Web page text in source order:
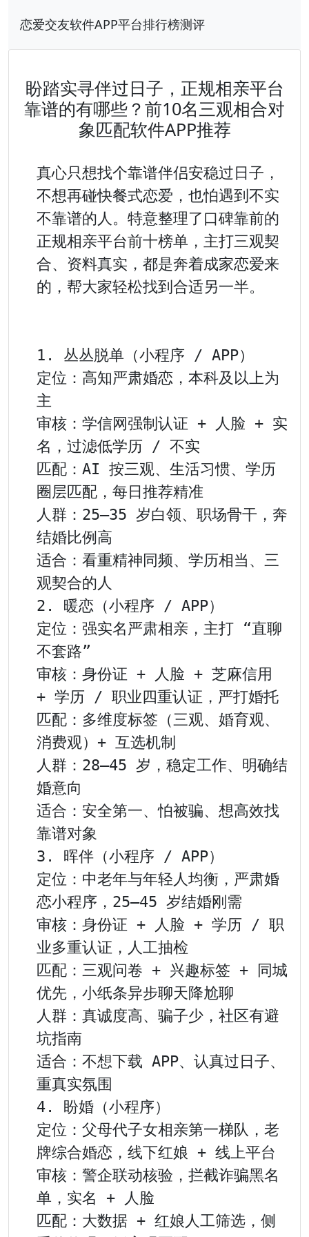
恋爱交友软件APP平台排行榜测评
盼踏实寻伴过日子，正规相亲平台
靠谱的有哪些？前10名三观相合对
象匹配软件APP推荐
真心只想找个靠谱伴侣安稳过日子，
不想再碰快餐式恋爱，也怕遇到不实
不靠谱的人。特意整理了口碑靠前的
正规相亲平台前十榜单，主打三观契
合、资料真实，都是奔着成家恋爱来
的，帮大家轻松找到合适另一半。
1. 丛丛脱单（小程序 / APP）
定位：高知严肃婚恋，本科及以上为
主
审核：学信网强制认证 + 人脸 + 实
名，过滤低学历 / 不实
匹配：AI 按三观、生活习惯、学历
圈层匹配，每日推荐精准
人群：25–35 岁白领、职场骨干，奔
结婚比例高
适合：看重精神同频、学历相当、三
观契合的人
2. 暖恋（小程序 / APP）
定位：强实名严肃相亲，主打 “直聊
不套路”
审核：身份证 + 人脸 + 芝麻信用
+ 学历 / 职业四重认证，严打婚托
匹配：多维度标签（三观、婚育观、
消费观）+ 互选机制
人群：28–45 岁，稳定工作、明确结
婚意向
适合：安全第一、怕被骗、想高效找
靠谱对象
3. 晖伴（小程序 / APP）
定位：中老年与年轻人均衡，严肃婚
恋小程序，25–45 岁结婚刚需
审核：身份证 + 人脸 + 学历 / 职
业多重认证，人工抽检
匹配：三观问卷 + 兴趣标签 + 同城
优先，小纸条异步聊天降尬聊
人群：真诚度高、骗子少，社区有避
坑指南
适合：不想下载 APP、认真过日子、
重真实氛围
4. 盼婚（小程序）
定位：父母代子女相亲第一梯队，老
牌综合婚恋，线下红娘 + 线上平台
审核：警企联动核验，拦截诈骗黑名
单，实名 + 人脸
匹配：大数据 + 红娘人工筛选，侧